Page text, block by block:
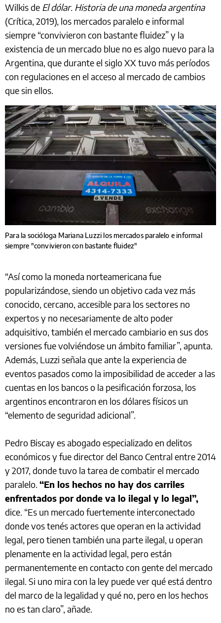
Wilkis de El dólar. Historia de una moneda argentina
(Crítica, 2019), los mercados paralelo e informal
siempre “convivieron con bastante fluidez” y la
existencia de un mercado blue no es algo nuevo para la
Argentina, que durante el siglo XX tuvo más períodos
con regulaciones en el acceso al mercado de cambios
que sin ellos.
Para la socióloga Mariana Luzzi los mercados paralelo e informal
siempre "convivieron con bastante fluidez"
“Así como la moneda norteamericana fue
popularizándose, siendo un objetivo cada vez más
conocido, cercano, accesible para los sectores no
expertos y no necesariamente de alto poder
adquisitivo, también el mercado cambiario en sus dos
versiones fue volviéndose un ámbito familiar”, apunta.
Además, Luzzi señala que ante la experiencia de
eventos pasados como la imposibilidad de acceder a las
cuentas en los bancos o la pesificación forzosa, los
argentinos encontraron en los dólares físicos un
“elemento de seguridad adicional”.
Pedro Biscay es abogado especializado en delitos
económicos y fue director del Banco Central entre 2014
y 2017, donde tuvo la tarea de combatir el mercado
paralelo. “En los hechos no hay dos carriles
enfrentados por donde va lo ilegal y lo legal”,
dice. “Es un mercado fuertemente interconectado
donde vos tenés actores que operan en la actividad
legal, pero tienen también una parte ilegal, u operan
plenamente en la actividad legal, pero están
permanentemente en contacto con gente del mercado
ilegal. Si uno mira con la ley puede ver qué está dentro
del marco de la legalidad y qué no, pero en los hechos
no es tan claro”, añade.